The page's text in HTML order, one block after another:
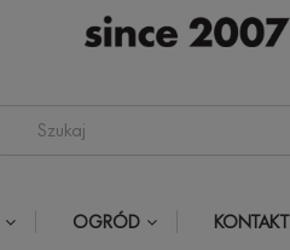
OGRÓD KONTAKT